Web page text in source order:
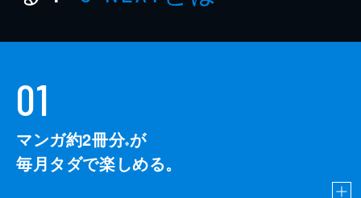
01
マンガ約2冊分※が
毎月タダで楽しめる。